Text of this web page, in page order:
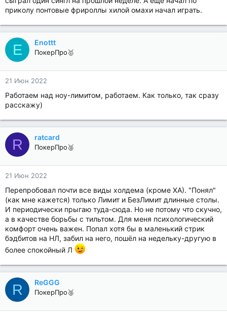
приколу понтовые фрироллы хилой омахи начал играть.
E Enottt
ПокерПро🥇
21 Июн 2022
Работаем над ноу-лимитом, работаем. Как только, так сразу
расскажу)
R ratcard
ПокерПро🥈
21 Июн 2022
Перепробовал почти все виды холдема (кроме ХА). "Понял"
(как мне кажется) только Лимит и БезЛимит длинные столы.
И периодически прыгаю туда-сюда. Но не потому что скучно,
а в качестве борьбы с тильтом. Для меня психологический
комфорт очень важен. Попал хотя бы в маленький стрик
бэдбитов на НЛ, забил на него, пошёл на недельку-другую в
более спокойный Л
R ReGGG
ПокерПро🥈